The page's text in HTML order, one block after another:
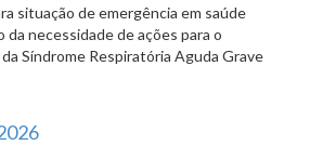
situação de emergência em saúde
da necessidade de ações para o
Síndrome Respiratória Aguda Grave